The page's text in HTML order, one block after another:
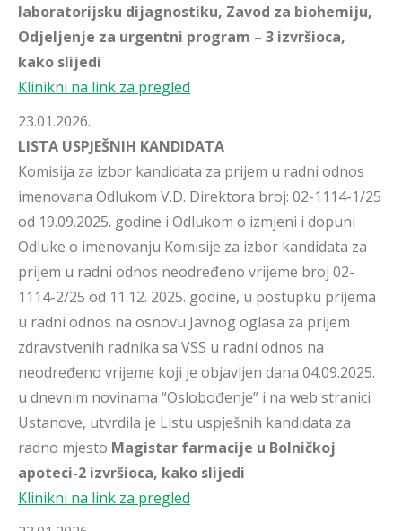
laboratorijsku dijagnostiku, Zavod za biohemiju,
Odjeljenje za urgentni program – 3 izvršioca,
kako slijedi
Klinikni na link za pregled
23.01.2026.
LISTA USPJEŠNIH KANDIDATA
Komisija za izbor kandidata za prijem u radni odnos
imenovana Odlukom V.D. Direktora broj: 02-1114-1/25
od 19.09.2025. godine i Odlukom o izmjeni i dopuni
Odluke o imenovanju Komisije za izbor kandidata za
prijem u radni odnos neodređeno vrijeme broj 02-
1114-2/25 od 11.12. 2025. godine, u postupku prijema
u radni odnos na osnovu Javnog oglasa za prijem
zdravstvenih radnika sa VSS u radni odnos na
neodređeno vrijeme koji je objavljen dana 04.09.2025.
u dnevnim novinama “Oslobođenje” i na web stranici
Ustanove, utvrdila je Listu uspješnih kandidata za
radno mjesto Magistar farmacije u Bolničkoj
apoteci-2 izvršioca, kako slijedi
Klinikni na link za pregled